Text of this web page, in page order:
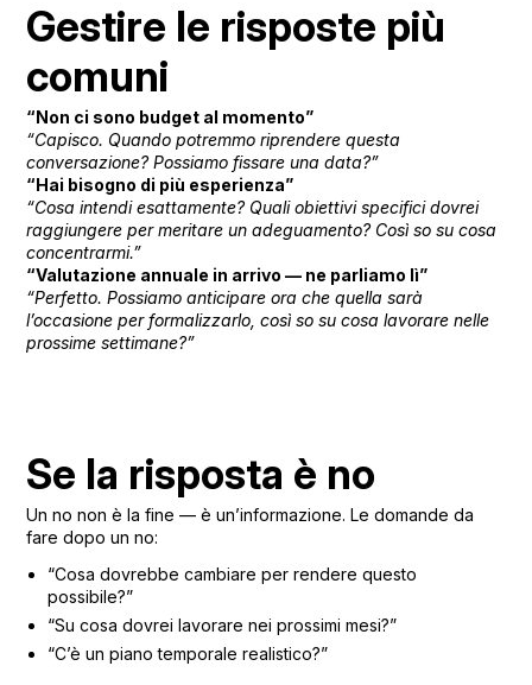
Gestire le risposte più
comuni
“Non ci sono budget al momento”
“Capisco. Quando potremmo riprendere questa
conversazione? Possiamo fissare una data?”
“Hai bisogno di più esperienza”
“Cosa intendi esattamente? Quali obiettivi specifici dovrei
raggiungere per meritare un adeguamento? Così so su cosa
concentrarmi.”
“Valutazione annuale in arrivo — ne parliamo lì”
“Perfetto. Possiamo anticipare ora che quella sarà
l’occasione per formalizzarlo, così so su cosa lavorare nelle
prossime settimane?”
Se la risposta è no
Un no non è la fine — è un’informazione. Le domande da
fare dopo un no:
“Cosa dovrebbe cambiare per rendere questo
possibile?”
“Su cosa dovrei lavorare nei prossimi mesi?”
“C’è un piano temporale realistico?”